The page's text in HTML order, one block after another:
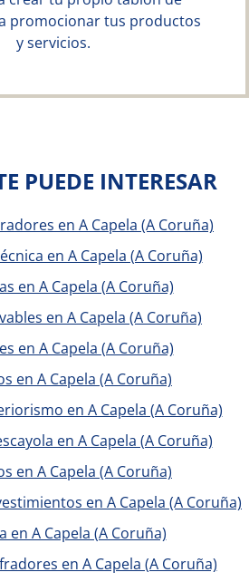
promocionar tus productos
y servicios.
PUEDE INTERESAR
en A Capela (A Coruña)
en A Capela (A Coruña)
en A Capela (A Coruña)
en A Capela (A Coruña)
en A Capela (A Coruña)
en A Capela (A Coruña)
en A Capela (A Coruña)
en A Capela (A Coruña)
en A Capela (A Coruña)
en A Capela (A Coruña)
en A Capela (A Coruña)
en A Capela (A Coruña)